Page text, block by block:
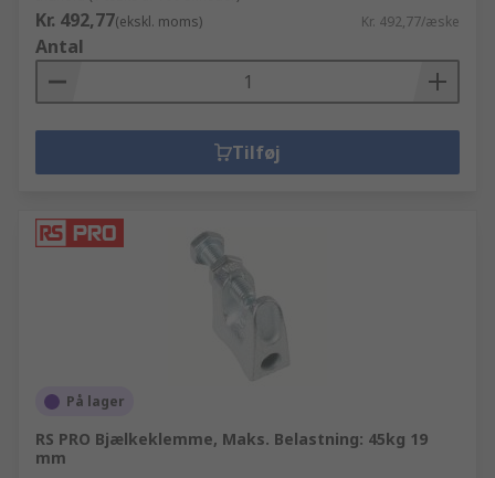
Kr. 492,77(ekskl. moms) Kr. 492,77/æske
Antal
Tilføj
På lager
RS PRO Bjælkeklemme, Maks. Belastning: 45kg 19
mm